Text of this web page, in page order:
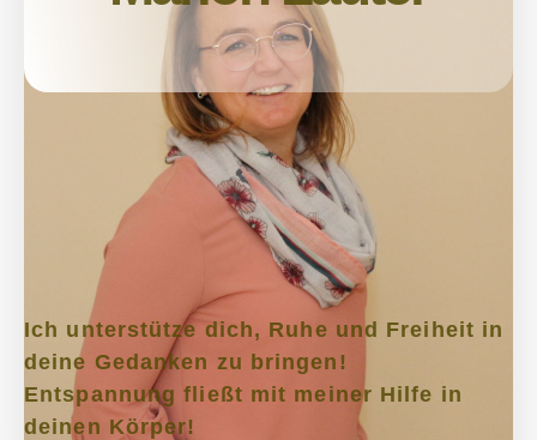
Ich unterstütze dich, Ruhe und Freiheit in
deine Gedanken zu bringen!
Entspannung fließt mit meiner Hilfe in
deinen Körper!